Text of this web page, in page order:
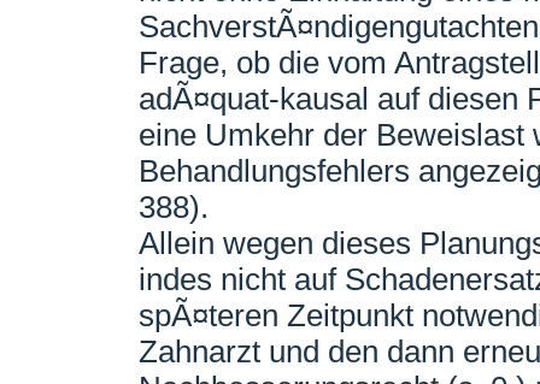
Frage, ob die vom
adÃ¤quat-kausal auf diesen
eine Umkehr der Beweislast
Behandlungsfehlers
388).
Allein wegen dieses
indes nicht auf
spÃ¤teren Zeitpunkt
Zahnarzt und den dann